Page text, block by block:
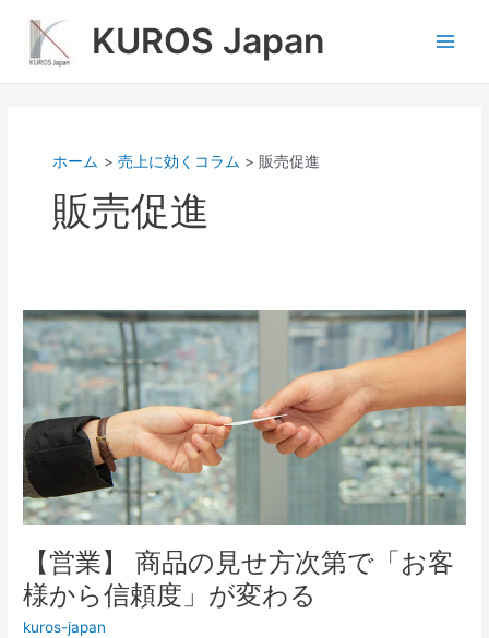
ス
KUROS Japan
ホーム 売上に効くコラム 販売促進
販売促進
【営業】 商品の見せ方次第で「お客
様から信頼度」が変わる
kuros-japan
【営
業】
商
の
見
せ
方
次
「お
客
様